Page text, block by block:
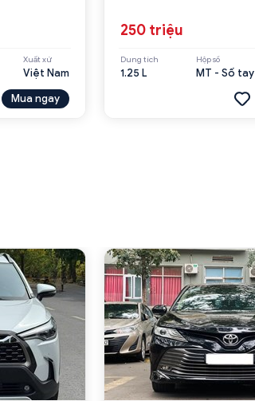
Xuất xứ
Việt Nam
Mua ngay
250 triệu
Dung tích
1.25 L
Hộp số
MT - Số tay